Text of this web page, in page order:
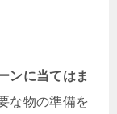
ンに当てはま
な物の準備を